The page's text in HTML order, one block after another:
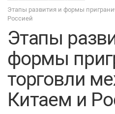
Этапы развития и формы
Россией
Этапы
формы
торговли
Китаем и